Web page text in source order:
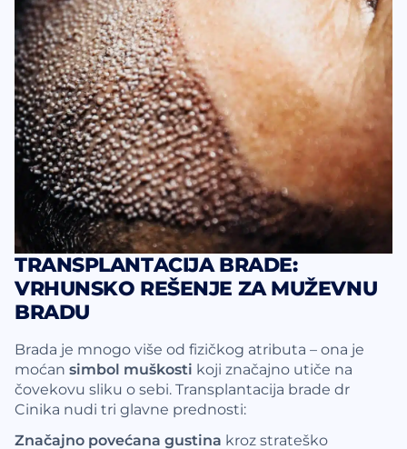
TRANSPLANTACIJA BRADE:
VRHUNSKO REŠENJE ZA MUŽEVNU
BRADU
Brada je mnogo više od fizičkog atributa – ona je
moćan simbol muškosti koji značajno utiče na
čovekovu sliku o sebi. Transplantacija brade dr
Cinika nudi tri glavne prednosti:
Značajno povećana gustina kroz strateško